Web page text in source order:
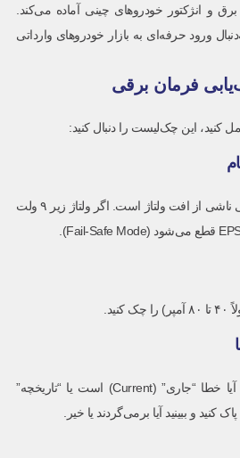
و انژکتور خودروهای چینی آماده می‌کند.
ورود حرفه‌ای به بازار خودروهای وارداتی
فرمان برقی
کنید، این چک‌لیست را دنبال کنید:
بسیاری از ایرادات فرمان برقی ناشی از افت ولتاژ است. اگر ولتاژ زیر ۹ ولت
کدهای خطا را یادداشت کنید. آیا خطا “جاری” (Current) است یا “تاریخچه”